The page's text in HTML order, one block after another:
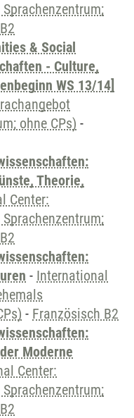
& Social
- Culture,
WS 13/14]
ohne CPs) -
Theorie,
Center:
- International
- Französisch B2
Moderne
Center: